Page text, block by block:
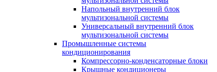
Напольный внутренний блок
мультизональной системы
Универсальный внутренний блок
мультизональной системы
Промышленные системы
кондиционирования
Компрессорно-конденсаторные блоки
Крышные кондиционеры